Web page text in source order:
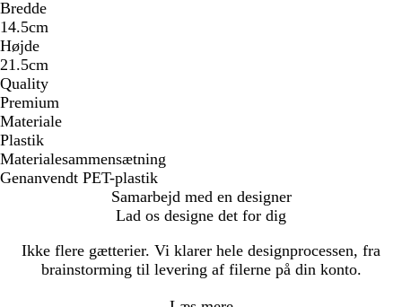
Bredde
14.5cm
Højde
21.5cm
Quality
Premium
Materiale
Plastik
Materialesammensætning
Genanvendt PET-plastik
Samarbejd med en designer
Lad os designe det for dig
Ikke flere gætterier. Vi klarer hele designprocessen, fra
brainstorming til levering af filerne på din konto.